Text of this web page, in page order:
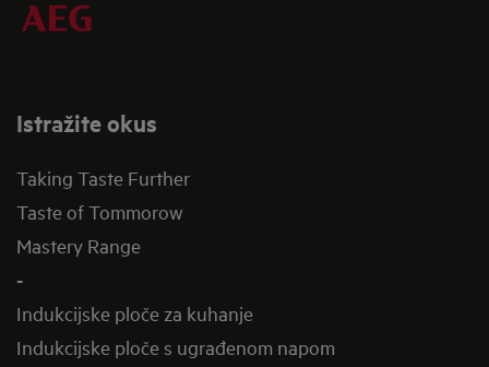
Istražite okus
Taking Taste Further
Taste of Tommorow
Mastery Range
-
Indukcijske ploče za kuhanje
Indukcijske ploče s ugrađenom napom